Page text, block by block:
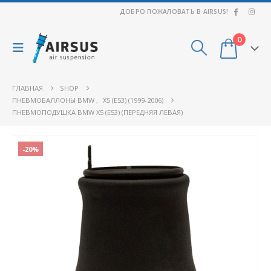
ДОБРО ПОЖАЛОВАТЬ В AIRSUS!
0
ГЛАВНАЯ
SHOP
ПНЕВМОБАЛЛОНЫ BMW , X5 (E53) (1999-2006)
ПНЕВМОПОДУШКА BMW X5 (E53) (ПЕРЕДНЯЯ ЛЕВАЯ)
-20%